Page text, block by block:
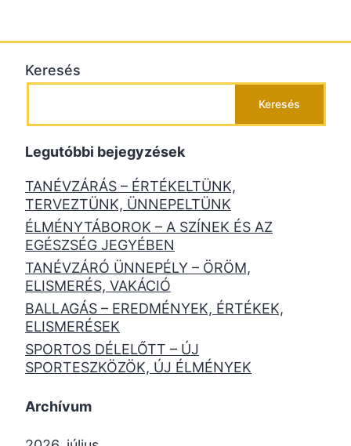
Keresés
Keresés
Legutóbbi bejegyzések
TANÉVZÁRÁS – ÉRTÉKELTÜNK,
TERVEZTÜNK, ÜNNEPELTÜNK
ÉLMÉNYTÁBOROK – A SZÍNEK ÉS AZ
EGÉSZSÉG JEGYÉBEN
TANÉVZÁRÓ ÜNNEPÉLY – ÖRÖM,
ELISMERÉS, VAKÁCIÓ
BALLAGÁS – EREDMÉNYEK, ÉRTÉKEK,
ELISMERÉSEK
SPORTOS DÉLELŐTT – ÚJ
SPORTESZKÖZÖK, ÚJ ÉLMÉNYEK
Archívum